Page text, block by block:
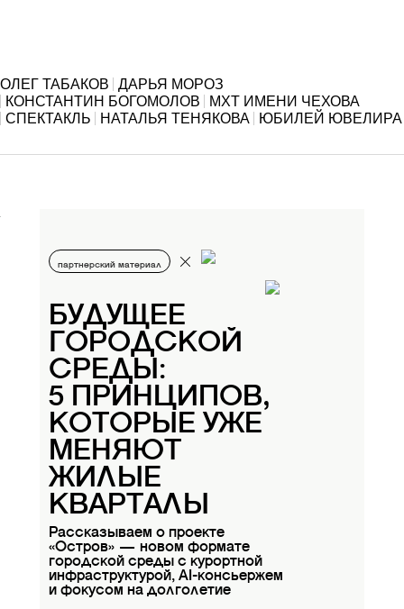
ОЛЕГ ТАБАКОВ
ДАРЬЯ МОРОЗ
КОНСТАНТИН БОГОМОЛОВ
МХТ ИМЕНИ ЧЕХОВА
СПЕКТАКЛЬ
НАТАЛЬЯ ТЕНЯКОВА ЮБИЛЕЙ ЮВЕЛИРА
партнерский материал
БУДУЩЕЕ
ГОРОДСКОЙ
СРЕДЫ:
5 ПРИНЦИПОВ,
КОТОРЫЕ УЖЕ
МЕНЯЮТ
ЖИЛЫЕ
КВАРТАЛЫ
Рассказываем о проекте
«Остров» — новом формате
городской среды с курортной
инфраструктурой, AI-консьержем
и фокусом на долголетие